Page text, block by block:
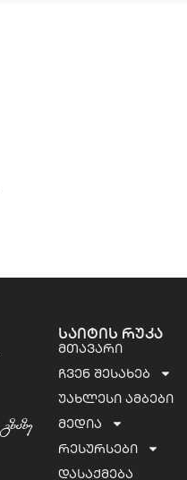
საიტის რუკა
მთავარი
ჩვენ შესახებ
უახლესი ამბები
მედია
რესურსები
დასაქმება